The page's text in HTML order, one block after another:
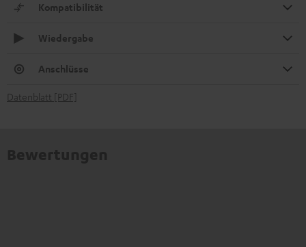
Kompatibilität
Wiedergabe
Anschlüsse
Datenblatt [PDF]